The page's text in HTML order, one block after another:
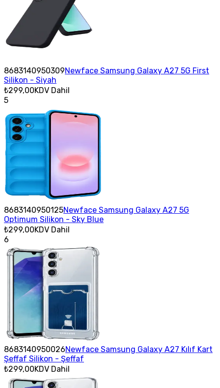
8683140950309Newface Samsung Galaxy A27 5G First
Silikon - Siyah
₺299,00KDV Dahil
5
8683140950125Newface Samsung Galaxy A27 5G
Optimum Silikon - Sky Blue
₺299,00KDV Dahil
6
8683140950026Newface Samsung Galaxy A27 Kılıf Kart
Şeffaf Silikon - Şeffaf
₺299,00KDV Dahil